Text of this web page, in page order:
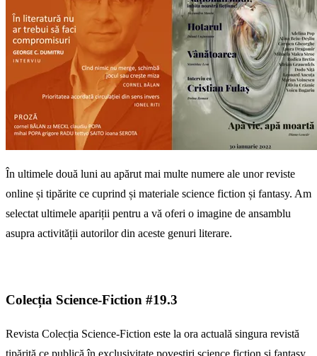
În ultimele două luni au apărut mai multe numere ale unor reviste
online și tipărite ce cuprind și materiale science fiction și fantasy. Am
selectat ultimele apariții pentru a vă oferi o imagine de ansamblu
asupra activității autorilor din aceste genuri literare.
Colecția Science-Fiction #19.3
Revista Colecția Science-Fiction este la ora actuală singura revistă